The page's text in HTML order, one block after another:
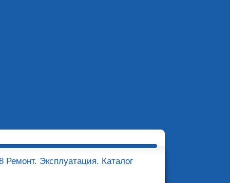
Ремонт. Эксплуатация. Каталог